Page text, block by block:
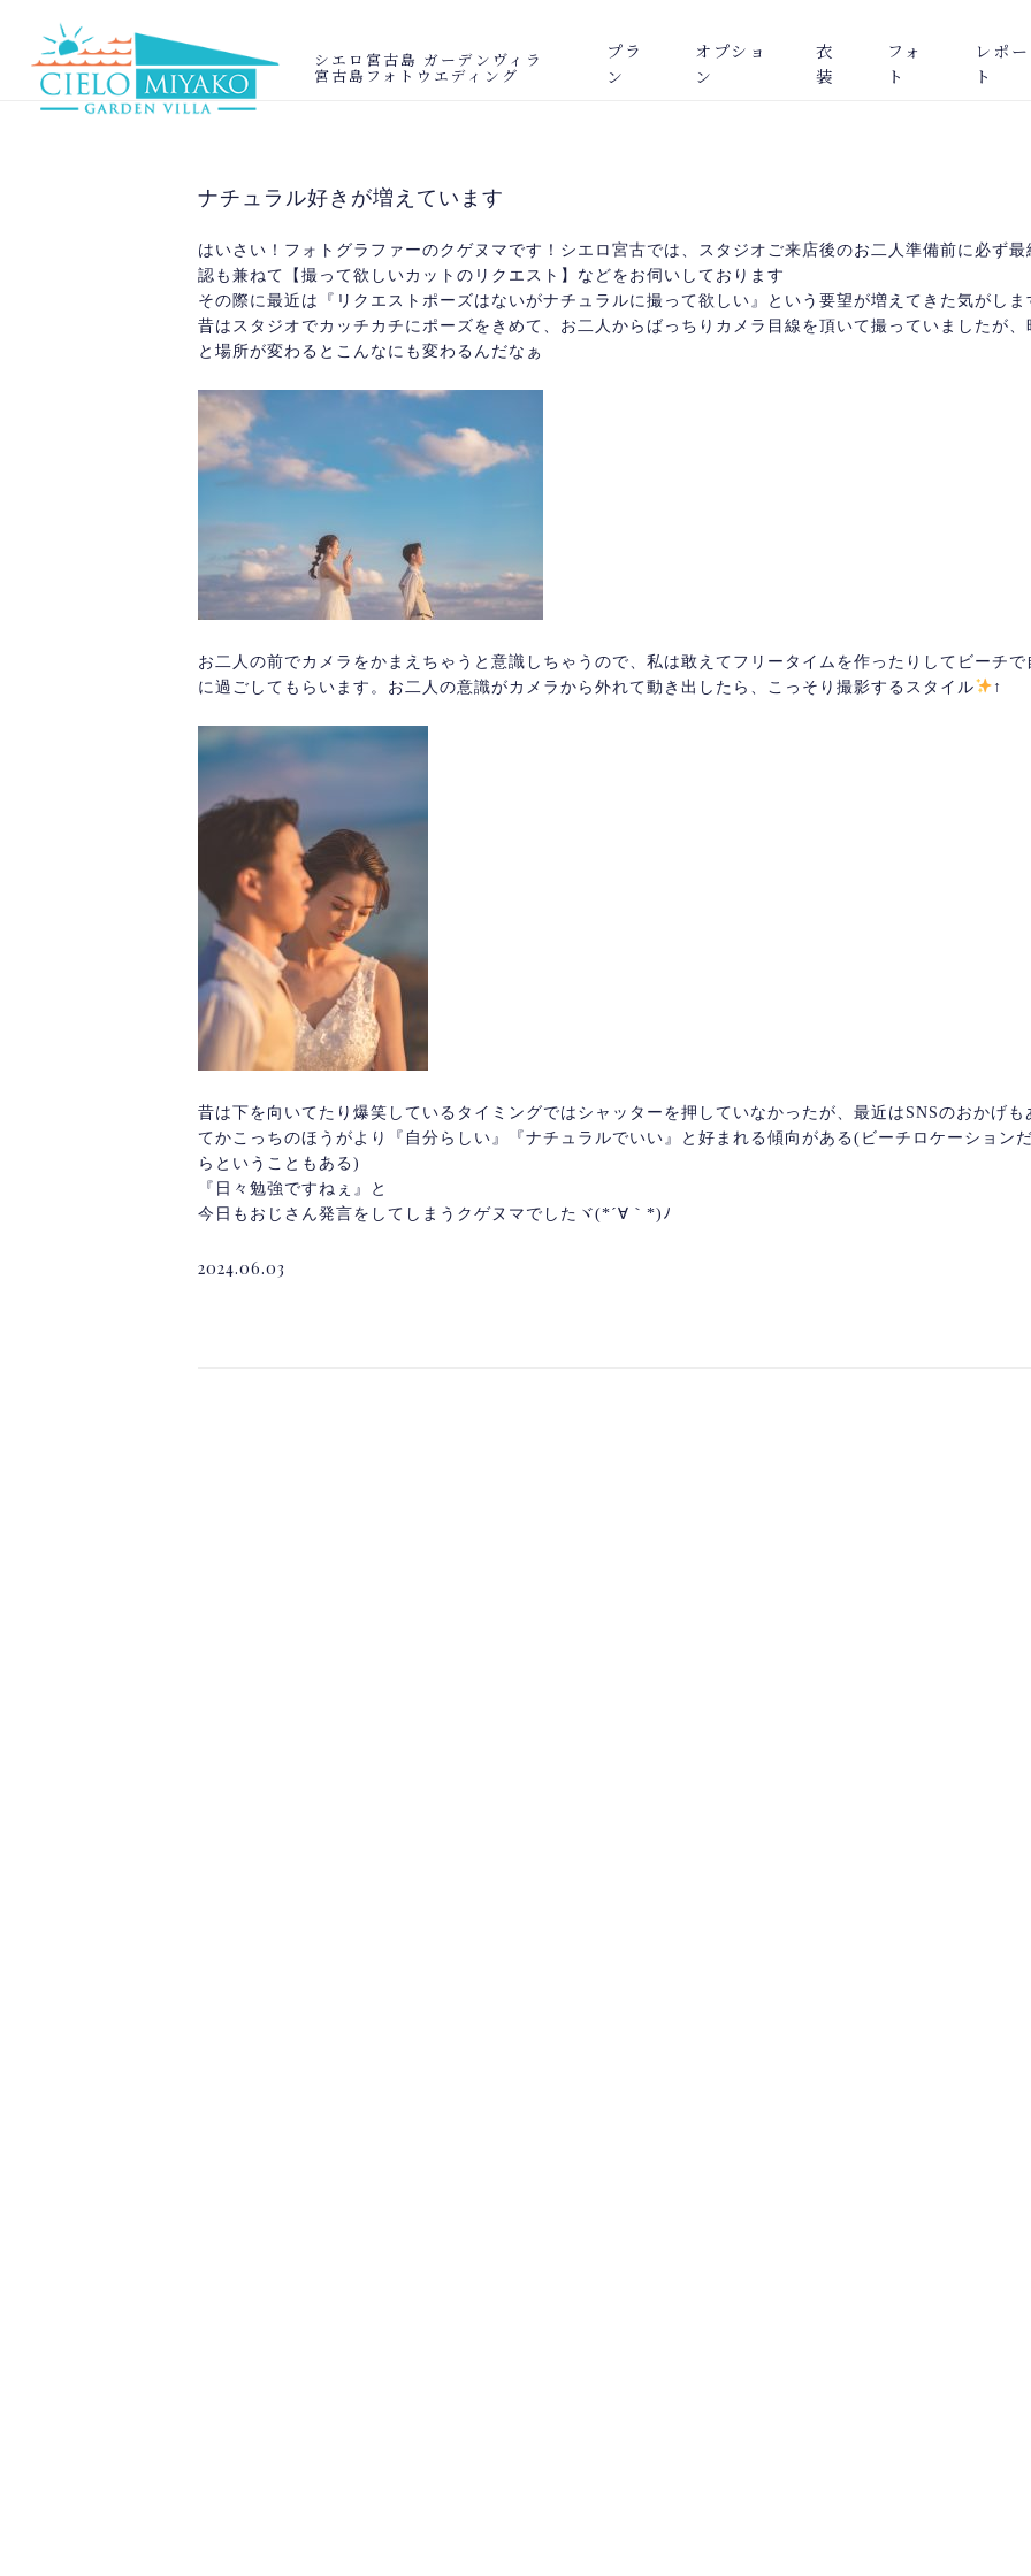
シエロ宮古島 ガーデンヴィラ
宮古島フォトウエディング
プラ
ン
オプショ
ン
衣
装
フォ
ト
レポー
ト
ナチュラル好きが増えています
はいさい！フォトグラファーのクゲヌマです！シエロ宮古では、スタジオご来店後のお二人準備前に必ず最
認も兼ねて【撮って欲しいカットのリクエスト】などをお伺いしております
その際に最近は『リクエストポーズはないがナチュラルに撮って欲しい』という要望が増えてきた気がしま
昔はスタジオでカッチカチにポーズをきめて、お二人からばっちりカメラ目線を頂いて撮っていましたが、
と場所が変わるとこんなにも変わるんだなぁ
お二人の前でカメラをかまえちゃうと意識しちゃうので、私は敢えてフリータイムを作ったりしてビーチで
に過ごしてもらいます。お二人の意識がカメラから外れて動き出したら、こっそり撮影するスタイル
↑
昔は下を向いてたり爆笑しているタイミングではシャッターを押していなかったが、最近はSNSのおかげも
てかこっちのほうがより『自分らしい』『ナチュラルでいい』と好まれる傾向がある(ビーチロケーション
らということもある)
『日々勉強ですねぇ』と
今日もおじさん発言をしてしまうクゲヌマでしたヾ(*´∀｀*)ﾉ
2024.06.03